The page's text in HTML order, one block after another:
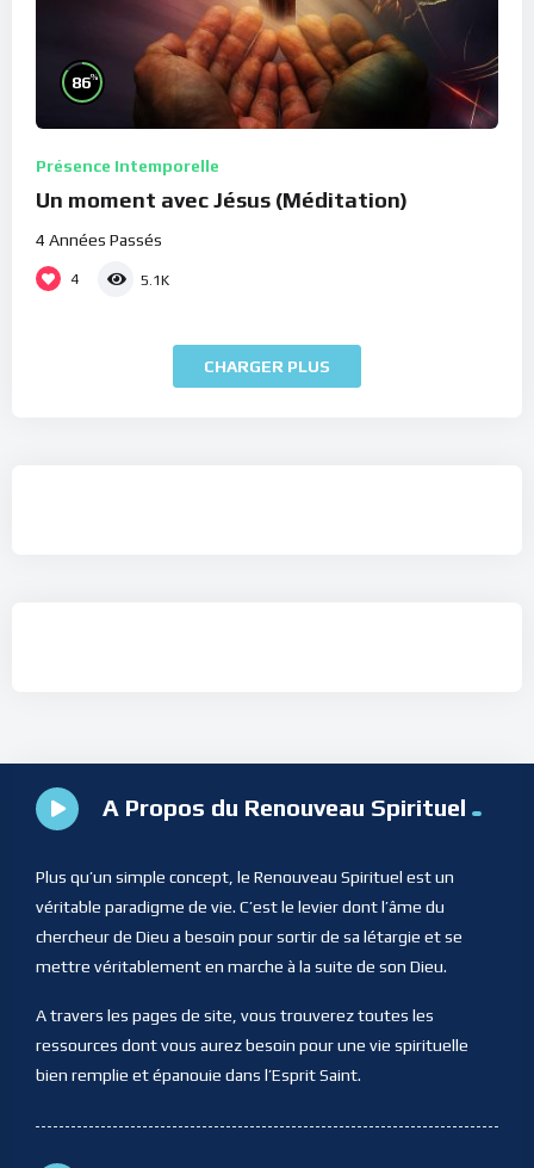
86%
Présence Intemporelle
Un moment avec Jésus (Méditation)
4 Années Passés
4 5.1K
CHARGER PLUS
A Propos du Renouveau Spirituel
Plus qu’un simple concept, le Renouveau Spirituel est un
véritable paradigme de vie. C’est le levier dont l’âme du
chercheur de Dieu a besoin pour sortir de sa létargie et se
mettre véritablement en marche à la suite de son Dieu.
A travers les pages de site, vous trouverez toutes les
ressources dont vous aurez besoin pour une vie spirituelle
bien remplie et épanouie dans l’Esprit Saint.